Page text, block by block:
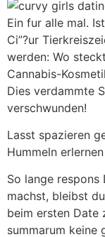
Ein fur alle mal.
Ci”?ur
werden: Wo
Cannabis-
Dies verdammte
verschwunden!
Lasst spazieren
Hummeln
So lange respons
machst, bleibst
beim ersten Date
summarum keine